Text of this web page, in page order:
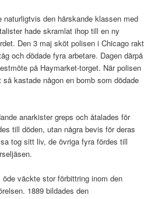
naturligtvis den härskande klassen med
hade skramlat ihop till en ny
Den 3 maj sköt polisen i Chicago rakt
och dödade fyra arbetare. Dagen därpå
på Haymarket-torget. När polisen
kastade någon en bomb som dödade
anarkister greps och åtalades för
till döden, utan några bevis för deras
tog sitt liv, de övriga fyra fördes till
öde väckte stor förbittring inom den
1889 bildades den